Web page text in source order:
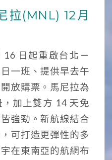
拉(MNL) 12月
日起重啟台北－
一班、提供早去午
放購票。馬尼拉為
加上雙方 14 天免
強勁。新航線結合
可打造更彈性的多
在東南亞的航網布